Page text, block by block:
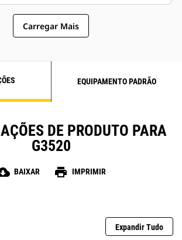
Carregar Mais
EQUIPAMENTO PADRÃO
DE PRODUTO PARA
G3520
BAIXAR print IMPRIMIR
Expandir Tudo